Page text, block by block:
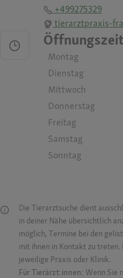
+499275329
tierarztpraxis-
Montag
Dienstag
Mittwoch
Donnerstag
Freitag
Samstag
Sonntag
Die Tierarztsuche dient
in deiner Nähe übersichtlich
möglich, Termine bei den
mit ihnen in Kontakt zu
jeweilige Praxis oder Klinik.
Für Tierärzt:innen: Wenn Sie